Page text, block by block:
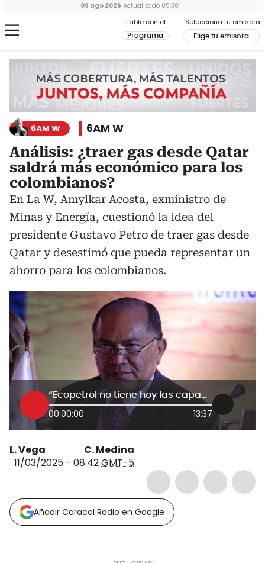
Hable con el
Programa
Selecciona tu emisora
Elige tu emisora
09 ago 2026 Actualizado 05:38
6AM W 6AM W
Análisis: ¿traer gas desde Qatar
saldrá más económico para los
colombianos?
En La W, Amylkar Acosta, exministro de
Minas y Energía, cuestionó la idea del
presidente Gustavo Petro de traer gas desde
Qatar y desestimó que pueda representar un
ahorro para los colombianos.
“Ecopetrol no tiene hoy las capacidades para importar gas”: Amylkar Acosta
00:00:00 13:37
L. Vega
C. Medina
11/03/2025 - 08:42GMT-5
Añadir Caracol Radio en Google